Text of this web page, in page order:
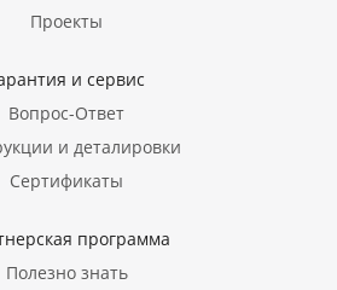
Проекты
и сервис
Вопрос-Ответ
и деталировки
Сертификаты
программа
Полезно знать